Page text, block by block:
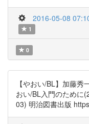
2016-05-08
1
0
【やおい/BL】加藤
おい/BL入門のために
03) 明治図書出版